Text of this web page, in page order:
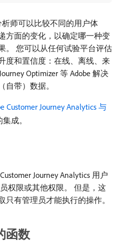
师可以比较不同的用户体
方面的变化，以确定哪一种变
。 您可以从任何试验平台评估
度和置信度：在线、离线、来
Optimizer 等 Adobe 解决
自带）数据。
Customer Journey Analytics 与
成。
Journey Analytics 用户
权限或其他权限。 但是，这
只有管理员才能执行的操作。
函数